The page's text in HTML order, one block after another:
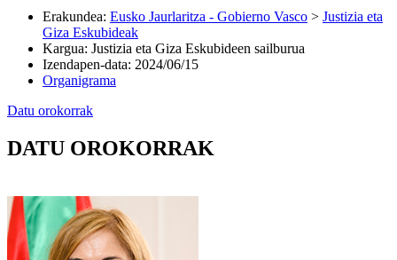
Erakundea: Eusko Jaurlaritza - Gobierno Vasco > Justizia eta
Giza Eskubideak
Kargua: Justizia eta Giza Eskubideen sailburua
Izendapen-data: 2024/06/15
Organigrama
Datu orokorrak
DATU OROKORRAK